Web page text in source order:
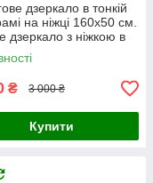
дзеркало в тонкій
на ніжці 160x50 см.
дзеркало з ніжкою в
₴ 3 000 ₴
Купити